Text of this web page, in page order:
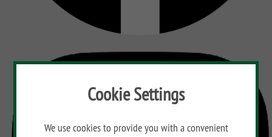
Cookie Settings
We use cookies to provide you with a convenient